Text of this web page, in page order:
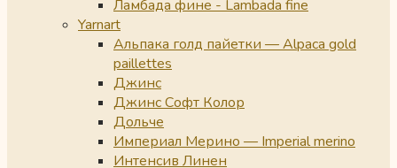
Ламбада фине - Lambada fine
Yarnart
Альпака голд пайетки — Alpaca gold
paillettes
Джинс
Джинс Софт Колор
Дольче
Империал Мерино — Imperial merino
Интенсив Линен